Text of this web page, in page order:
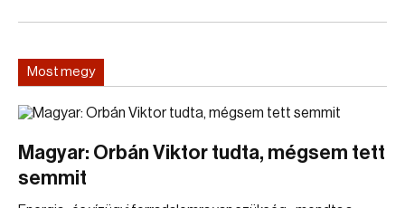
Most megy
Magyar: Orbán Viktor tudta, mégsem tett
semmit